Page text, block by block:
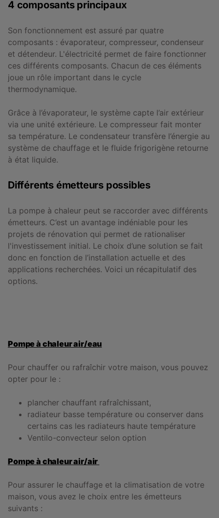
4 composants principaux
Son fonctionnement est assuré par quatre
composants : évaporateur, compresseur, condenseur
et détendeur. L'électricité permet de faire fonctionner
ces différents composants. Chacun de ces éléments
joue un rôle important dans le cycle
thermodynamique.
Grâce à l’évaporateur, le système capte l’air extérieur
via une unité extérieure. Le compresseur fait monter
sa température. Le condensateur transfère l’énergie au
système de chauffage et le fluide frigorigène retourne
à état liquide.
Différents émetteurs possibles
La pompe à chaleur peut se raccorder avec différents
émetteurs. C’est un avantage indéniable pour les
projets de rénovation qui permet de rationaliser
l'investissement initial. Le choix d’une solution se fait
donc en fonction de l’installation actuelle et des
applications recherchées. Voici un récapitulatif des
options.
Pompe à chaleur air/eau
Pour chauffer ou rafraîchir votre maison, vous pouvez
opter pour le :
plancher chauffant rafraîchissant,
radiateur basse température ou conserver dans
certains cas les radiateurs haute température
Ventilo-convecteur selon option
Pompe à chaleur air/air
Pour assurer le chauffage et la climatisation de votre
maison, vous avez le choix entre les émetteurs
suivants :